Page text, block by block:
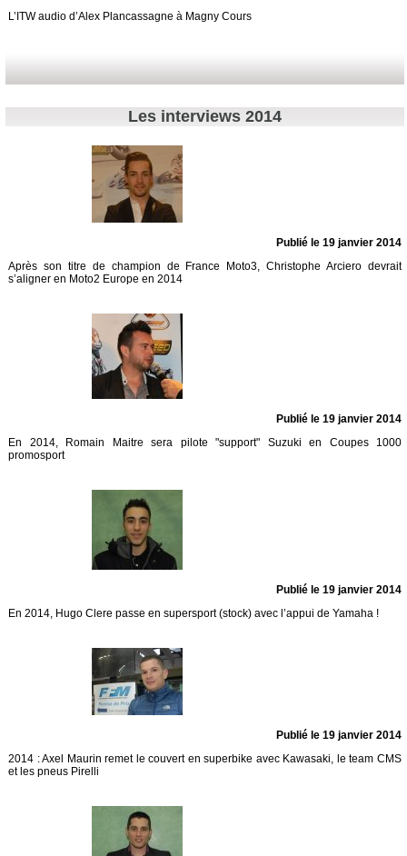
L’ITW audio d’Alex Plancassagne à Magny Cours
Les interviews 2014
Publié le 19 janvier 2014
Après son titre de champion de France Moto3, Christophe Arciero devrait
s’aligner en Moto2 Europe en 2014
Publié le 19 janvier 2014
En 2014, Romain Maitre sera pilote "support" Suzuki en Coupes 1000
promosport
Publié le 19 janvier 2014
En 2014, Hugo Clere passe en supersport (stock) avec l’appui de Yamaha !
Publié le 19 janvier 2014
2014 : Axel Maurin remet le couvert en superbike avec Kawasaki, le team CMS
et les pneus Pirelli